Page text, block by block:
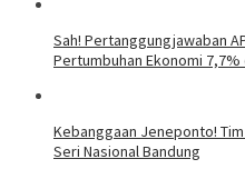
Sah! Pertanggungjawaban
Pertumbuhan Ekonomi 7,7%
Kebanggaan Jeneponto!
Seri Nasional Bandung